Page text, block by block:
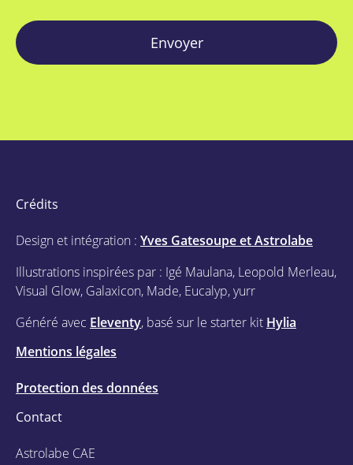
Envoyer
Crédits
Design et intégration : Yves Gatesoupe et Astrolabe
Illustrations inspirées par : Igé Maulana, Leopold Merleau,
Visual Glow, Galaxicon, Made, Eucalyp, yurr
Généré avec Eleventy, basé sur le starter kit Hylia
Mentions légales
Protection des données
Contact
Astrolabe CAE